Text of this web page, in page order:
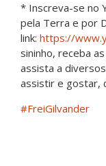
* Inscreva-se no
pela Terra e por
link: https://
sininho, receba
assista a
assistir e gostar,
#FreiGilvander